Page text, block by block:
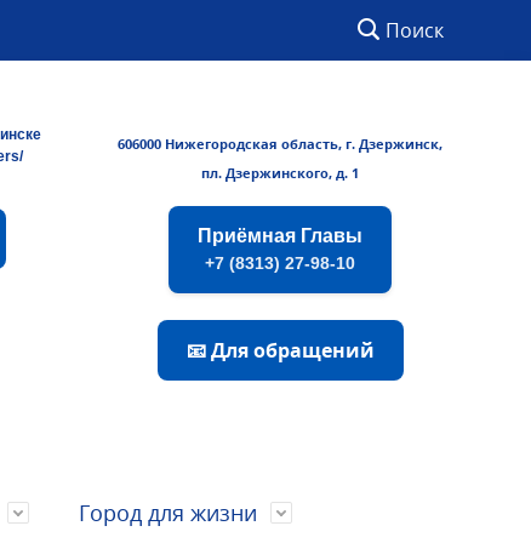
Поиск
606000 Нижегородская область, г. Дзержинск,
пл. Дзержинского, д. 1
Приёмная Главы
+7 (8313) 27-98-10
📧 Для обращений
Город для жизни